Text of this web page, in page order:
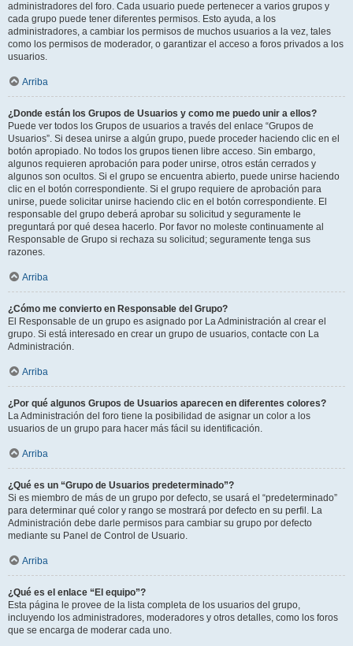
administradores del foro. Cada usuario puede pertenecer a varios grupos y
cada grupo puede tener diferentes permisos. Esto ayuda, a los
administradores, a cambiar los permisos de muchos usuarios a la vez, tales
como los permisos de moderador, o garantizar el acceso a foros privados a los
usuarios.
Arriba
¿Donde están los Grupos de Usuarios y como me puedo unir a ellos?
Puede ver todos los Grupos de usuarios a través del enlace “Grupos de
Usuarios”. Si desea unirse a algún grupo, puede proceder haciendo clic en el
botón apropiado. No todos los grupos tienen libre acceso. Sin embargo,
algunos requieren aprobación para poder unirse, otros están cerrados y
algunos son ocultos. Si el grupo se encuentra abierto, puede unirse haciendo
clic en el botón correspondiente. Si el grupo requiere de aprobación para
unirse, puede solicitar unirse haciendo clic en el botón correspondiente. El
responsable del grupo deberá aprobar su solicitud y seguramente le
preguntará por qué desea hacerlo. Por favor no moleste continuamente al
Responsable de Grupo si rechaza su solicitud; seguramente tenga sus
razones.
Arriba
¿Cómo me convierto en Responsable del Grupo?
El Responsable de un grupo es asignado por La Administración al crear el
grupo. Si está interesado en crear un grupo de usuarios, contacte con La
Administración.
Arriba
¿Por qué algunos Grupos de Usuarios aparecen en diferentes colores?
La Administración del foro tiene la posibilidad de asignar un color a los
usuarios de un grupo para hacer más fácil su identificación.
Arriba
¿Qué es un “Grupo de Usuarios predeterminado”?
Si es miembro de más de un grupo por defecto, se usará el “predeterminado”
para determinar qué color y rango se mostrará por defecto en su perfil. La
Administración debe darle permisos para cambiar su grupo por defecto
mediante su Panel de Control de Usuario.
Arriba
¿Qué es el enlace “El equipo”?
Esta página le provee de la lista completa de los usuarios del grupo,
incluyendo los administradores, moderadores y otros detalles, como los foros
que se encarga de moderar cada uno.